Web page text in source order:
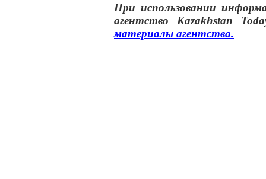
При использовании
агентство Kazakhstan
материалы агентства.